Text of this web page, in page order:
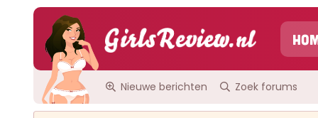
Nieuwe berichten Zoek forums